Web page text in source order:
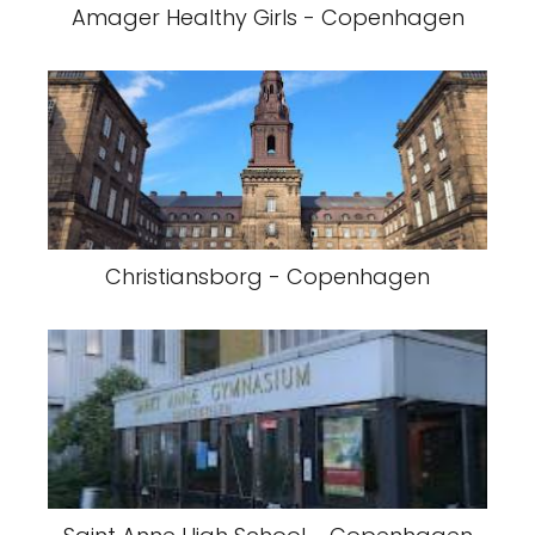
Amager Healthy Girls - Copenhagen
Christiansborg - Copenhagen